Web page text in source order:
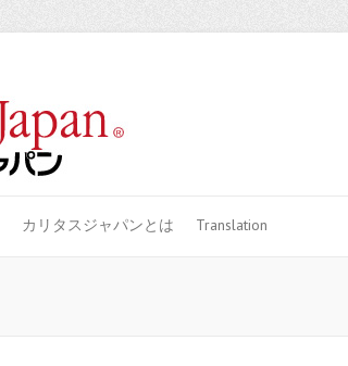
カリタスジャパンとは Translation